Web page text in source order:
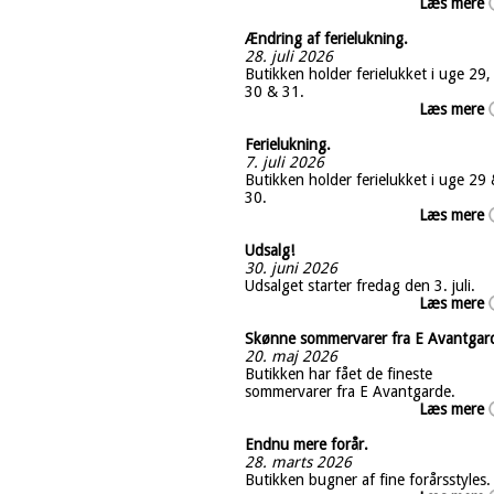
Ændring af ferielukning.
28. juli 2026
Butikken holder ferielukket i uge 29,
30 & 31.
Læs mere
Ferielukning.
7. juli 2026
Butikken holder ferielukket i uge 29
30.
Læs mere
Udsalg!
30. juni 2026
Udsalget starter fredag den 3. juli.
Læs mere
Skønne sommervarer fra E
20. maj 2026
Butikken har fået de fineste
sommervarer fra E Avantgarde.
Læs mere
Endnu mere forår.
28. marts 2026
Butikken bugner af fine forårsstyles.